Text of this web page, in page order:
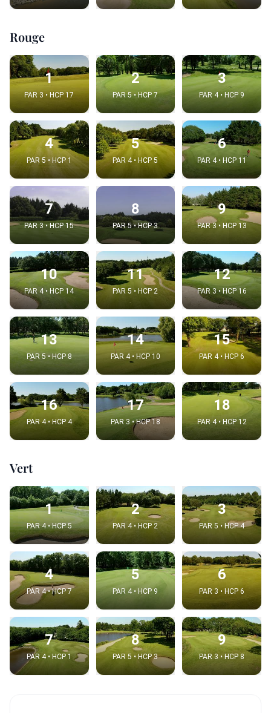
Rouge
1
PAR 3 • HCP 17
2
PAR 5 • HCP 7
3
PAR 4 • HCP 9
4
PAR 5 • HCP 1
5
PAR 4 • HCP 5
6
PAR 4 • HCP 11
7
PAR 3 • HCP 15
8
PAR 5 • HCP 3
9
PAR 3 • HCP 13
10
PAR 4 • HCP 14
11
PAR 5 • HCP 2
12
PAR 3 • HCP 16
13
PAR 5 • HCP 8
14
PAR 4 • HCP 10
15
PAR 4 • HCP 6
16
PAR 4 • HCP 4
17
PAR 3 • HCP 18
18
PAR 4 • HCP 12
Vert
1
PAR 4 • HCP 5
2
PAR 4 • HCP 2
3
PAR 5 • HCP 4
4
PAR 4 • HCP 7
5
PAR 4 • HCP 9
6
PAR 3 • HCP 6
7
PAR 4 • HCP 1
8
PAR 5 • HCP 3
9
PAR 3 • HCP 8